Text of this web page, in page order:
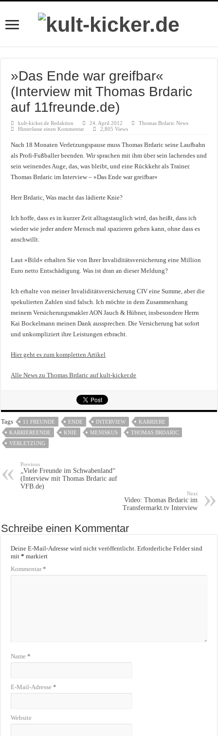
»Das Ende war greifbar«
(Interview mit Thomas Brdaric
auf 11freunde.de)
kult-kicker.de Redaktion 24. April 2012
Thomas Brdaric News
Hinterlasse einen Kommentar
2,805 Views
Nach 18 Monaten Verletzungspause muss Thomas Brdaric seine Laufbahn
als Profi-Fußballer beenden. Wir sprachen mit ihm über sein lachendes und
sein weinendes Auge, das, was bleibt, und eine Rückkehr als Trainer.
Thomas Brdaric im Interview – »Das Ende war greifbar«
Herr Brdaric, Was macht das lädierte Knie?
Ich hoffe, dass es in kurzer Zeit alltagstauglich wird, das heißt, dass ich
wieder wie jeder andere Mensch mal spazieren gehen kann, ohne dass es
anschwillt.
Laut »Bild« erhalten Sie von Ihrer Invaliditätsversicherung eine Million
Euro netto Entschädigung. Was ist dran an dieser Meldung?
Ich erhalte von meiner Invaliditätsversicherung CIV eine Summe, aber die
spekulierten Zahlen sind falsch. Ich möchte in dem Zusammenhang
meinem Versicherungsmakler AON Jauch & Hübner, insbesondere Herrn
Kai Bockelmann meinen Dank aussprechen. Die Versicherung hat sofort
und unkompliziert ihre Leistungen erbracht.
Hier geht es zum kompletten Artikel
Alle News zu Thomas Brdaric auf kult-kicker.de
Tags 11 FREUNDE ENDE INTERVIEW
KARRIERE
KARRIEREENDE
KNIE MENISKUS
THOMAS BRDARIC
VERLETZUNG
Previous
„Viele Freunde im Schwabenland“
(Interview mit Thomas Brdaric auf
VFB.de)
Next
Video: Thomas Brdaric im
Transfermarkt.tv Interview
Schreibe einen Kommentar
Deine E-Mail-Adresse wird nicht veröffentlicht. Erforderliche Felder sind
mit* markiert
Kommentar*
Name*
E-Mail-Adresse*
Website